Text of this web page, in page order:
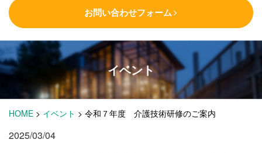
お問い合わせフォーム
楽しむ
学 ぶ (健康福祉)
泊まる(宿泊)
イベント
HOME > イベント > 令和７年度 介護技術研修のご案内
2025/03/04